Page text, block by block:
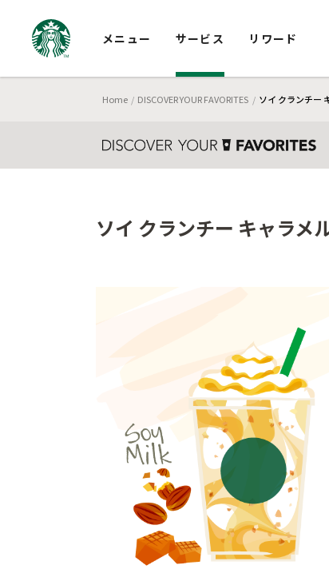
メニュー サービス リワード
Home DISCOVER YOUR FAVORITES ソイ クランチー
ソイ クランチー キャラメ